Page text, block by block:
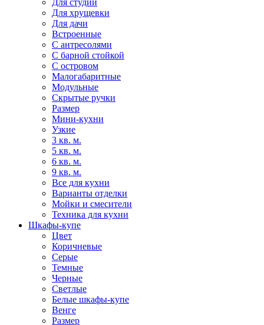
Для студии
Для хрущевки
Для дачи
Встроенные
С антресолями
С барной стойкой
С островом
Малогабаритные
Модульные
Скрытые ручки
Размер
Мини-кухни
Узкие
3 кв. м.
5 кв. м.
6 кв. м.
9 кв. м.
Все для кухни
Варианты отделки
Мойки и смесители
Техника для кухни
Шкафы-купе
Цвет
Коричневые
Серые
Темные
Черные
Светлые
Белые шкафы-купе
Венге
Размер